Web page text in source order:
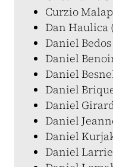
Curzio
Dan Haulica
Daniel Bedos
Daniel
Daniel
Daniel
Daniel
Daniel
Daniel
Daniel